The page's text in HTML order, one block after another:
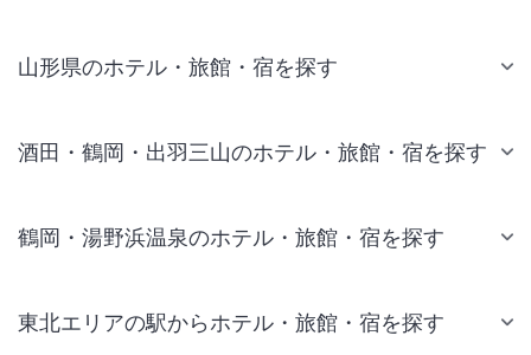
山形県のホテル・旅館・宿を探す
酒田・鶴岡・出羽三山のホテル・旅館・宿を探す
鶴岡・湯野浜温泉のホテル・旅館・宿を探す
東北エリアの駅からホテル・旅館・宿を探す